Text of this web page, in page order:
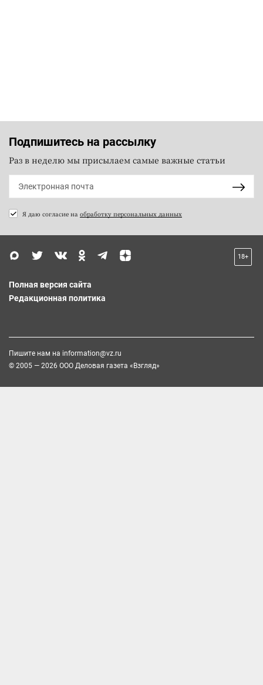
Подпишитесь на рассылку
Раз в неделю мы присылаем самые важные статьи
Я даю согласие на обработку персональных данных
18+
Полная версия сайта
Редакционная политика
Пишите нам на information@vz.ru
© 2005 — 2026 ООО Деловая газета «Взгляд»